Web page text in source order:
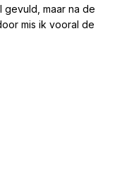
gevuld, maar na de
mis ik vooral de